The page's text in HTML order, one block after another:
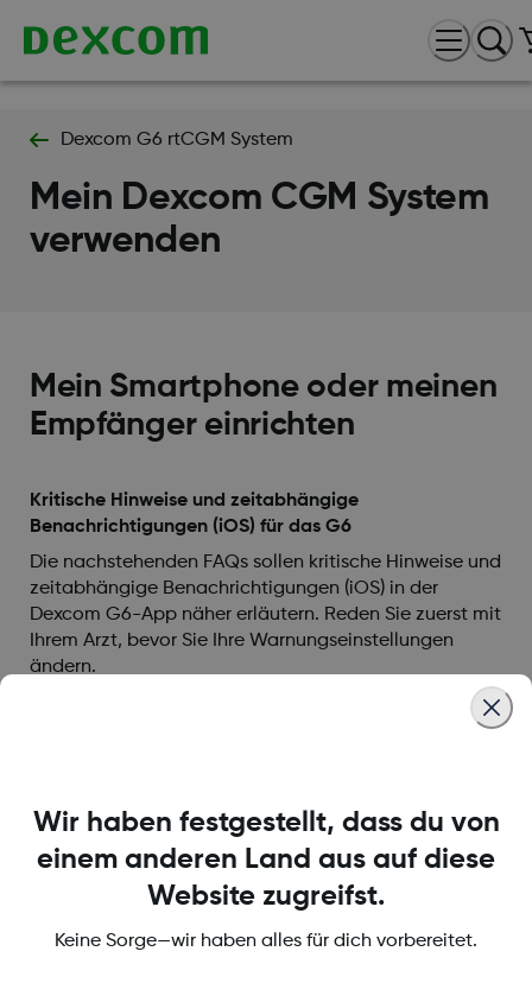
Dexcom G6 rtCGM System
Mein Dexcom CGM System
verwenden
Mein Smartphone oder meinen
Empfänger einrichten
Kritische Hinweise und zeitabhängige
Benachrichtigungen (iOS) für das G6
Die nachstehenden FAQs sollen kritische Hinweise und
zeitabhängige Benachrichtigungen (iOS) in der
Dexcom G6-App näher erläutern. Reden Sie zuerst mit
Ihrem Arzt, bevor Sie Ihre Warnungseinstellungen
ändern.
Über Dexcom
Wir haben festgestellt, dass du von
einem anderen Land aus auf diese
Website zugreifst.
Keine Sorge—wir haben alles für dich vorbereitet.